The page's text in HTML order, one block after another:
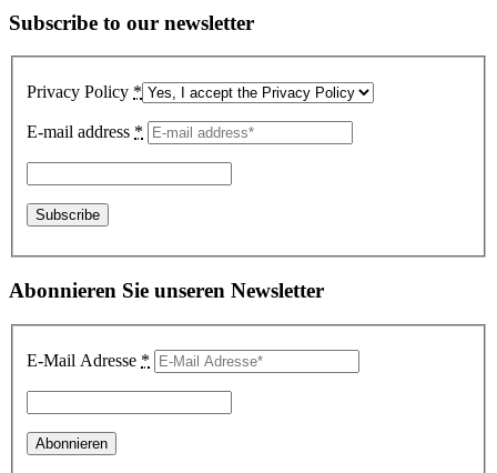
Subscribe to our newsletter
Privacy Policy *
E-mail address *
Abonnieren Sie unseren Newsletter
E-Mail Adresse *